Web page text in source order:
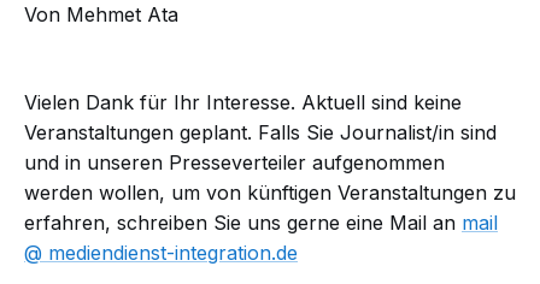
Von Mehmet Ata
Vielen Dank für Ihr Interesse. Aktuell sind keine
Veranstaltungen geplant. Falls Sie Journalist/in sind
und in unseren Presseverteiler aufgenommen
werden wollen, um von künftigen Veranstaltungen zu
erfahren, schreiben Sie uns gerne eine Mail an mail​
mediendienst-integration.de